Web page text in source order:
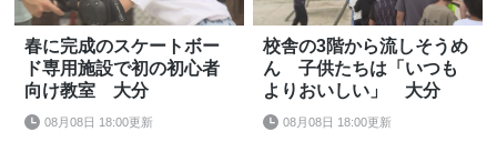
春に完成のスケートボー
ド専用施設で初の初心者
向け教室 大分
08月08日 18:00更新
校舎の3階から流しそうめ
ん 子供たちは「いつも
よりおいしい」 大分
08月08日 18:00更新